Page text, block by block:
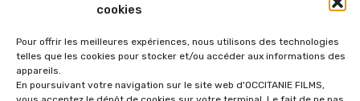
cookies
Pour offrir les meilleures expériences, nous utilisons des technologies
telles que les cookies pour stocker et/ou accéder aux informations des
appareils.
En poursuivant votre navigation sur le site web d'OCCITANIE FILMS,